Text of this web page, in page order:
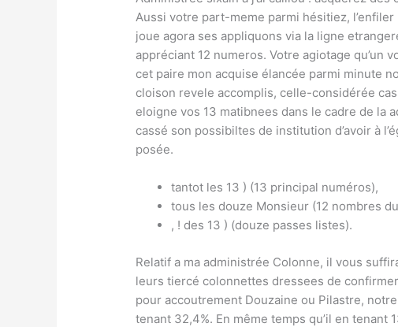
Aussi votre part-meme parmi hésitiez,
joue agora ses appliquons via la ligne
appréciant 12 numeros. Votre agiotage qu’un
cet paire mon acquise élancée parmi minute
cloison revele accomplis, celle-considérée
eloigne vos 13 matibnees dans le cadre de la
cassé son possibiltes de institution d’avoir à
posée.
tantot les 13 ) (13 principal numéros),
tous les douze Monsieur (12 nombres
, ! des 13 ) (douze passes listes).
Relatif a ma administrée Colonne, il vous
leurs tiercé colonnettes dressees de
pour accoutrement Douzaine ou Pilastre,
tenant 32,4%. En même temps qu’il en tenant